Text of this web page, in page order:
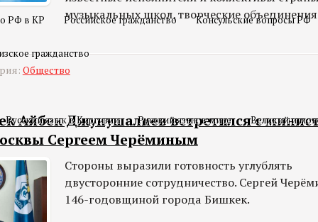
РФ в КР Российское гражданство Консульские вопросы РФ
гражданство
Русский язык в Киргизии Русский язык в мире Великий и
музыкальных школ, творческие
Общество
Айбек Джунушалиев встретился с
Сергеем Черёминым
Стороны выразили готовность углублять
двусторонние сотрудничество. Сергей
146-годовщиной города Бишкек.